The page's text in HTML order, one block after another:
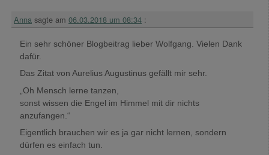
Anna sagte am 06.03.2018 um 08:34 :
Ein sehr schöner Blogbeitrag lieber Wolfgang. Vielen Dank
dafür.
Das Zitat von Aurelius Augustinus gefällt mir sehr.
„Oh Mensch lerne tanzen,
sonst wissen die Engel im Himmel mit dir nichts
anzufangen.“
Eigentlich brauchen wir es ja gar nicht lernen, sondern
dürfen es einfach tun.